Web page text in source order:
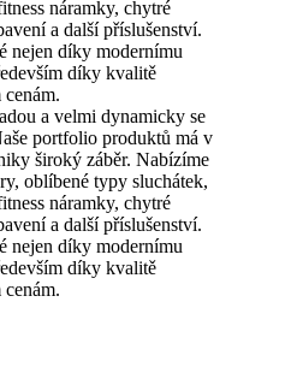
náramky, chytré
a další příslušenství.
nejen díky modernímu
díky kvalitě
a velmi dynamicky se
portfolio produktů má v
široký záběr. Nabízíme
oblíbené typy sluchátek,
náramky, chytré
a další příslušenství.
nejen díky modernímu
díky kvalitě